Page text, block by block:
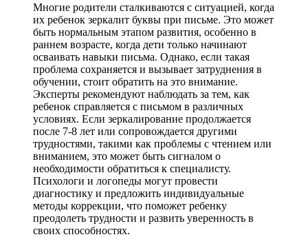
Многие родители сталкиваются с ситуацией, когда
их ребенок зеркалит буквы при письме. Это может
быть нормальным этапом развития, особенно в
раннем возрасте, когда дети только начинают
осваивать навыки письма. Однако, если такая
проблема сохраняется и вызывает затруднения в
обучении, стоит обратить на это внимание.
Эксперты рекомендуют наблюдать за тем, как
ребенок справляется с письмом в различных
условиях. Если зеркалирование продолжается
после 7-8 лет или сопровождается другими
трудностями, такими как проблемы с чтением или
вниманием, это может быть сигналом о
необходимости обратиться к специалисту.
Психологи и логопеды могут провести
диагностику и предложить индивидуальные
методы коррекции, что поможет ребенку
преодолеть трудности и развить уверенность в
своих способностях.